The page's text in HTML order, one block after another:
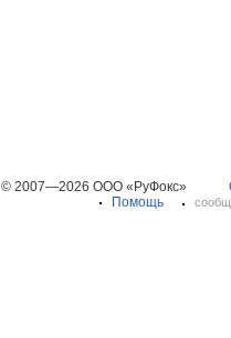
© 2007—2026 ООО «РуФокс»
Помощь